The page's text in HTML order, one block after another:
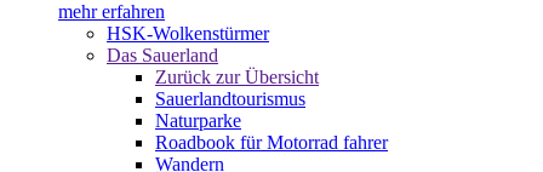
mehr erfahren
HSK-Wolkenstürmer
Das Sauerland
Zurück zur Übersicht
Sauerlandtourismus
Naturparke
Roadbook für Motorrad fahrer
Wandern